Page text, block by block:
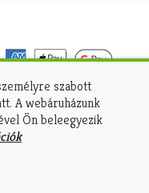
szabott
A webáruházunk
Ön beleegyezik
online fizetést a
I-1064/2013.